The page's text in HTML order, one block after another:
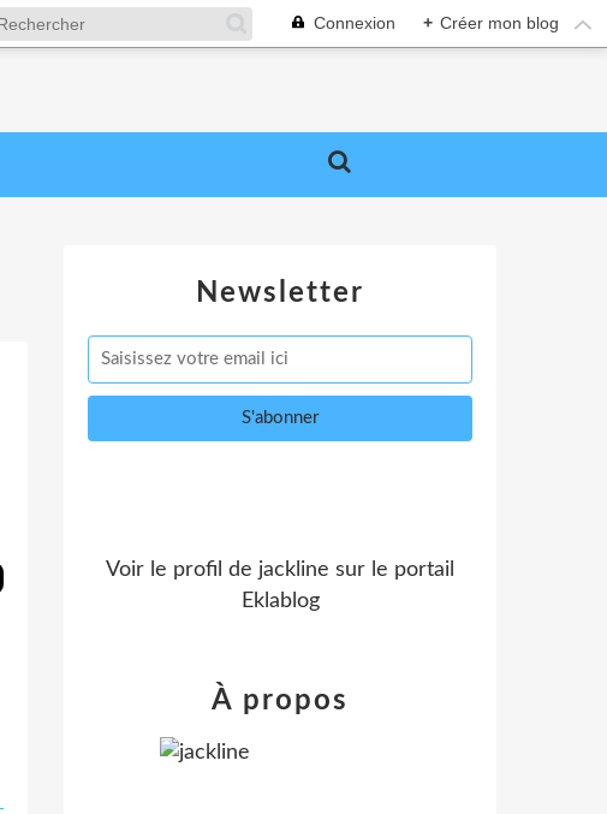
Connexion + Créer mon blog
Newsletter
Voir le profil de jackline sur le portail
Eklablog
À propos